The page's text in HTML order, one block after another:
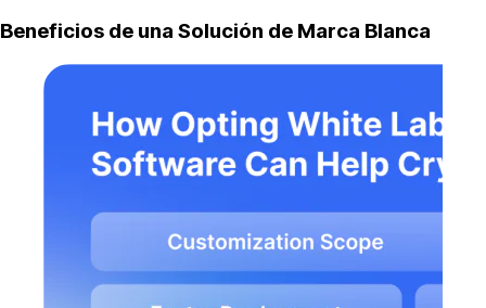
Beneficios de una Solución de Marca Blanca